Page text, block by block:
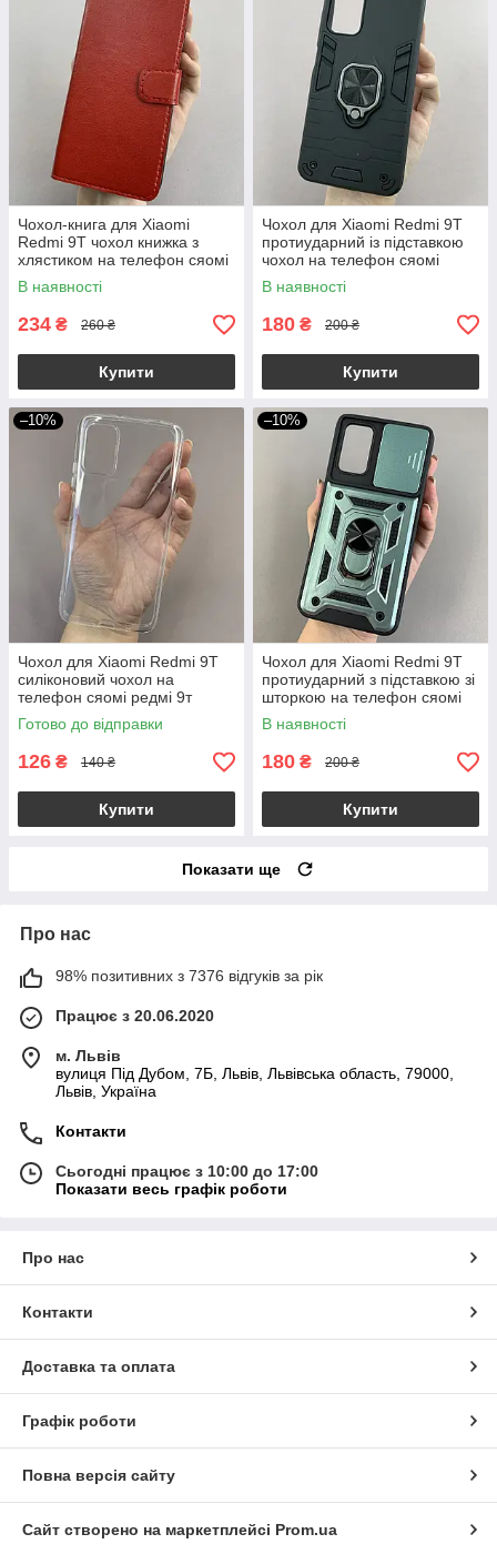
Чохол-книга для Xiaomi
Redmi 9T чохол книжка з
хлястиком на телефон сяомі
редмі 9т червона b6r
В наявності
234 ₴ 260 ₴
Купити
Чохол для Xiaomi Redmi 9T
протиударний із підставкою
чохол на телефон сяомі
редмі 9т чорний q4l
В наявності
180 ₴ 200 ₴
Купити
–10%
Чохол для Xiaomi Redmi 9T
силіконовий чохол на
телефон сяомі редмі 9т
прозорий nsp
Готово до відправки
126 ₴ 140 ₴
Купити
–10%
Чохол для Xiaomi Redmi 9T
протиударний з підставкою зі
шторкою на телефон сяомі
редмі 9т зелений crt
В наявності
180 ₴ 200 ₴
Купити
Показати ще
Про нас
98% позитивних з 7376 відгуків за рік
Працює з 20.06.2020
м. Львів
вулиця Під Дубом, 7Б, Львів, Львівська область, 79000,
Львів, Україна
Контакти
Сьогодні працює з 10:00 до 17:00
Показати весь графік роботи
Про нас
Контакти
Доставка та оплата
Графік роботи
Повна версія сайту
Сайт створено на маркетплейсі Prom.ua